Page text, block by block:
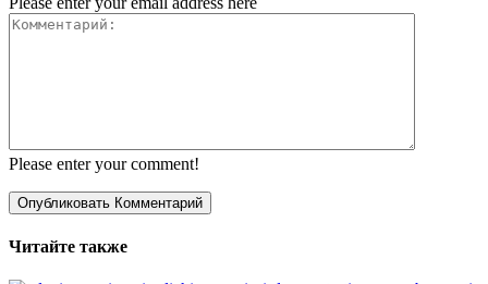
Please enter your comment!
Читайте также